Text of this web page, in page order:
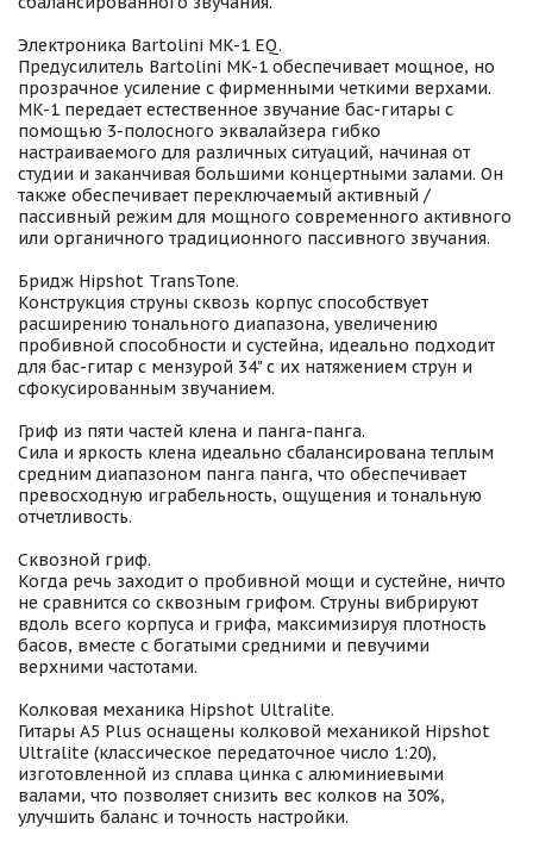
Электроника Bartolini MK-1 EQ.
Предусилитель Bartolini MK-1 обеспечивает мощное, но
прозрачное усиление с фирменными четкими верхами.
MK-1 передает естественное звучание бас-гитары с
помощью 3-полосного эквалайзера гибко
настраиваемого для различных ситуаций, начиная от
студии и заканчивая большими концертными залами. Он
также обеспечивает переключаемый активный /
пассивный режим для мощного современного активного
или органичного традиционного пассивного звучания.
Бридж Hipshot TransTone.
Конструкция струны сквозь корпус способствует
расширению тонального диапазона, увеличению
пробивной способности и сустейна, идеально подходит
для бас-гитар с мензурой 34" с их натяжением струн и
сфокусированным звучанием.
Гриф из пяти частей клена и панга-панга.
Сила и яркость клена идеально сбалансирована теплым
средним диапазоном панга панга, что обеспечивает
превосходную играбельность, ощущения и тональную
отчетливость.
Сквозной гриф.
Когда речь заходит о пробивной мощи и сустейне, ничто
не сравнится со сквозным грифом. Струны вибрируют
вдоль всего корпуса и грифа, максимизируя плотность
басов, вместе с богатыми средними и певучими
верхними частотами.
Колковая механика Hipshot Ultralite.
Гитары A5 Plus оснащены колковой механикой Hipshot
Ultralite (классическое передаточное число 1:20),
изготовленной из сплава цинка с алюминиевыми
валами, что позволяет снизить вес колков на 30%,
улучшить баланс и точность настройки.